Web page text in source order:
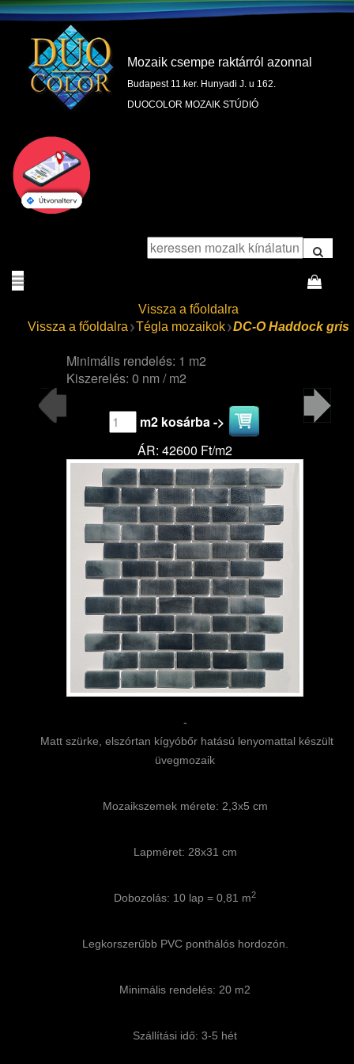
Mozaik csempe raktárról azonnal
Budapest 11.ker. Hunyadi J. u 162.
DUOCOLOR MOZAIK STÚDIÓ
Vissza a főoldalra
Vissza a főoldalra
Tégla mozaikok DC-O Haddock gris
Minimális rendelés: 1 m2
Kiszerelés: 0 nm / m2
m2 kosárba ->
ÁR: 42600 Ft/m2
-
Matt szürke, elszórtan kígyóbőr hatású lenyomattal készült
üvegmozaik
Mozaikszemek mérete: 2,3x5 cm
Lapméret: 28x31 cm
Dobozolás: 10 lap = 0,81 m2
Legkorszerűbb PVC ponthálós hordozón.
Minimális rendelés: 20 m2
Szállítási idő: 3-5 hét